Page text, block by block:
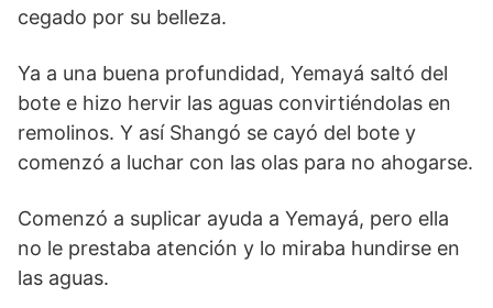
cegado por su belleza.
Ya a una buena profundidad, Yemayá saltó del
bote e hizo hervir las aguas convirtiéndolas en
remolinos. Y así Shangó se cayó del bote y
comenzó a luchar con las olas para no ahogarse.
Comenzó a suplicar ayuda a Yemayá, pero ella
no le prestaba atención y lo miraba hundirse en
las aguas.